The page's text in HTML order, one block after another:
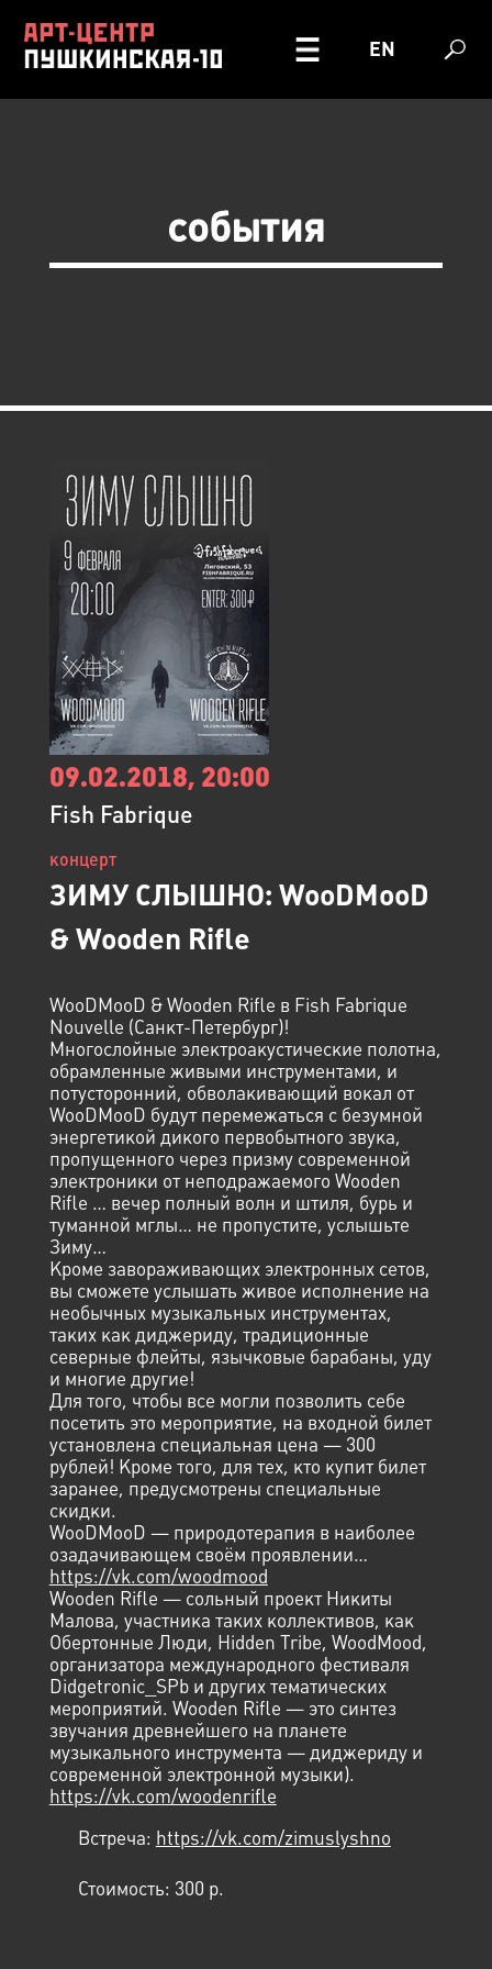
EN
события
09.02.2018, 20:00
Fish Fabrique
концерт
ЗИМУ СЛЫШНО: WooDMooD
& Wooden Rifle
WooDMooD & Wooden Rifle в Fish Fabrique
Nouvelle (Санкт-Петербург)!
Многослойные электроакустические полотна,
обрамленные живыми инструментами, и
потусторонний, обволакивающий вокал от
WooDMooD будут перемежаться с безумной
энергетикой дикого первобытного звука,
пропущенного через призму современной
электроники от неподражаемого Wooden
Rifle … вечер полный волн и штиля, бурь и
туманной мглы… не пропустите, услышьте
Зиму…
Кроме завораживающих электронных сетов,
вы сможете услышать живое исполнение на
необычных музыкальных инструментах,
таких как диджериду, традиционные
северные флейты, язычковые барабаны, уду
и многие другие!
Для того, чтобы все могли позволить себе
посетить это мероприятие, на входной билет
установлена специальная цена — 300
рублей! Кроме того, для тех, кто купит билет
заранее, предусмотрены специальные
скидки.
WooDMooD — природотерапия в наиболее
озадачивающем своём проявлении…
https://vk.com/woodmood
Wooden Rifle — сольный проект Никиты
Малова, участника таких коллективов, как
Обертонные Люди, Hidden Tribe, WoodMood,
организатора международного фестиваля
Didgetronic_SPb и других тематических
мероприятий. Wooden Rifle — это синтез
звучания древнейшего на планете
музыкального инструмента — диджериду и
современной электронной музыки).
https://vk.com/woodenrifle
Встреча: https://vk.com/zimuslyshno
Стоимость: 300 p.